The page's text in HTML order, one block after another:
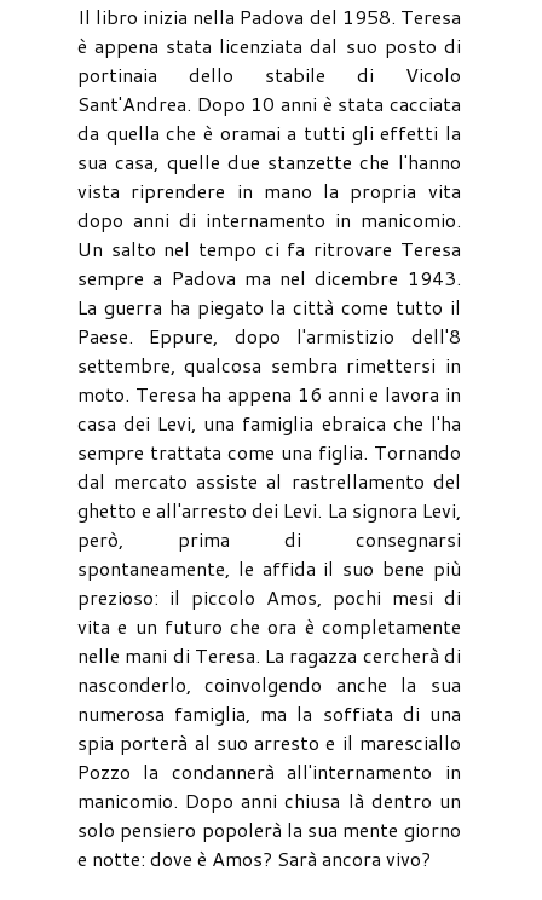
Il libro inizia nella Padova del 1958. Teresa
è appena stata licenziata dal suo posto di
portinaia dello stabile di Vicolo
Sant'Andrea. Dopo 10 anni è stata cacciata
da quella che è oramai a tutti gli effetti la
sua casa, quelle due stanzette che l'hanno
vista riprendere in mano la propria vita
dopo anni di internamento in manicomio.
Un salto nel tempo ci fa ritrovare Teresa
sempre a Padova ma nel dicembre 1943.
La guerra ha piegato la città come tutto il
Paese. Eppure, dopo l'armistizio dell'8
settembre, qualcosa sembra rimettersi in
moto. Teresa ha appena 16 anni e lavora in
casa dei Levi, una famiglia ebraica che l'ha
sempre trattata come una figlia. Tornando
dal mercato assiste al rastrellamento del
ghetto e all'arresto dei Levi. La signora Levi,
però, prima di consegnarsi
spontaneamente, le affida il suo bene più
prezioso: il piccolo Amos, pochi mesi di
vita e un futuro che ora è completamente
nelle mani di Teresa. La ragazza cercherà di
nasconderlo, coinvolgendo anche la sua
numerosa famiglia, ma la soffiata di una
spia porterà al suo arresto e il maresciallo
Pozzo la condannerà all'internamento in
manicomio. Dopo anni chiusa là dentro un
solo pensiero popolerà la sua mente giorno
e notte: dove è Amos? Sarà ancora vivo?